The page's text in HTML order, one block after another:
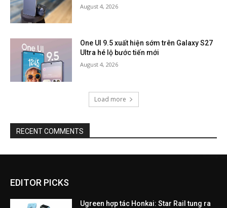
August 4, 2026
One UI 9.5 xuất hiện sớm trên Galaxy S27
Ultra hé lộ bước tiến mới
August 4, 2026
Load more
RECENT COMMENTS
EDITOR PICKS
Ugreen hợp tác Honkai: Star Rail tung ra